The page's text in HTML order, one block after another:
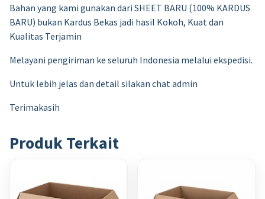
Bahan yang kami gunakan dari SHEET BARU (100% KARDUS
BARU) bukan Kardus Bekas jadi hasil Kokoh, Kuat dan
Kualitas Terjamin
Melayani pengiriman ke seluruh Indonesia melalui ekspedisi.
Untuk lebih jelas dan detail silakan chat admin
Terimakasih
Produk Terkait